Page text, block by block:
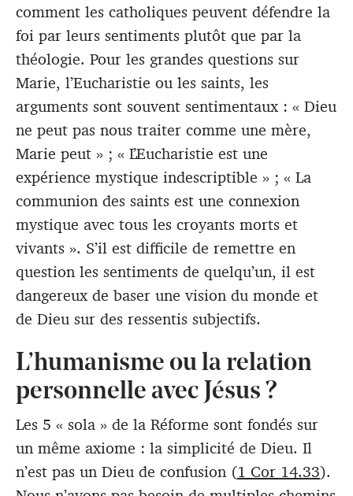
comment les catholiques peuvent défendre la
foi par leurs sentiments plutôt que par la
théologie. Pour les grandes questions sur
Marie, l’Eucharistie ou les saints, les
arguments sont souvent sentimentaux : « Dieu
ne peut pas nous traiter comme une mère,
Marie peut » ; « L’Eucharistie est une
expérience mystique indescriptible » ; « La
communion des saints est une connexion
mystique avec tous les croyants morts et
vivants ». S’il est difficile de remettre en
question les sentiments de quelqu’un, il est
dangereux de baser une vision du monde et
de Dieu sur des ressentis subjectifs.
L’humanisme ou la relation
personnelle avec Jésus ?
Les 5 « sola » de la Réforme sont fondés sur
un même axiome : la simplicité de Dieu. Il
n’est pas un Dieu de confusion (1 Cor 14.33).